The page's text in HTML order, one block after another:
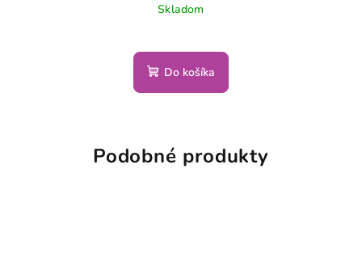
Skladom
Do košíka
Podobné produkty